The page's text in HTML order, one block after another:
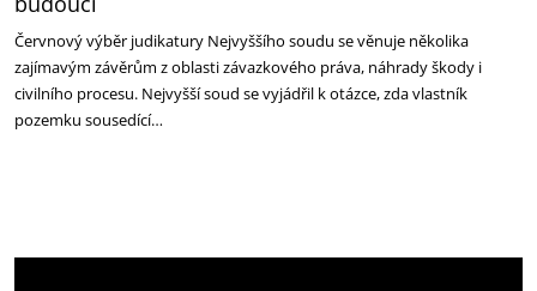
Červnový výběr judikatury Nejvyššího soudu se věnuje několika
zajímavým závěrům z oblasti závazkového práva, náhrady škody i
civilního procesu. Nejvyšší soud se vyjádřil k otázce, zda vlastník
pozemku sousedící…